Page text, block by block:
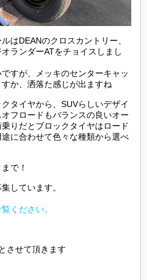
はDEANのクロスカントリー、
ランダーATをチョイスしまし
すが、メッキのセンターキャッ
か、洒落た感じが出ますね
タイヤから、SUVらしいデザイ
フロードもバランスの良いオー
りだとブロックタイヤはロード
途に合わせて色々な種類から選べ
で！
しています。
ください。
させて頂きます